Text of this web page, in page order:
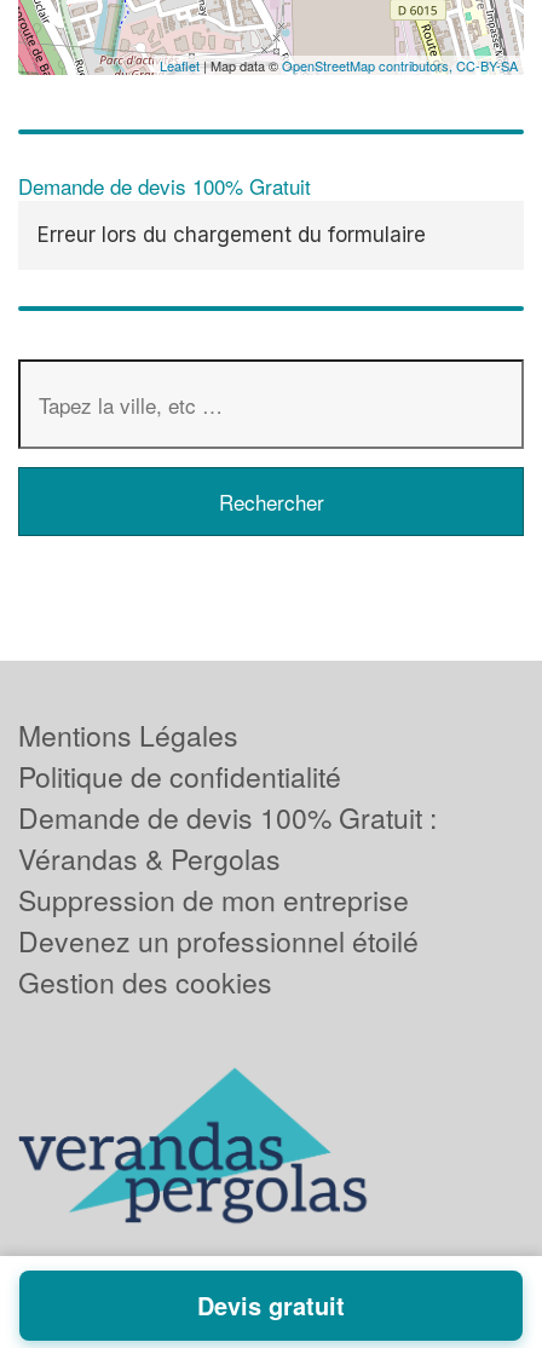
Leaflet| Map data ©OpenStreetMap contributors, CC-BY-SA
Demande de devis 100% Gratuit
Erreur lors du chargement du formulaire
Mentions Légales
Politique de confidentialité
Demande de devis 100% Gratuit :
Vérandas & Pergolas
Suppression de mon entreprise
Devenez un professionnel étoilé
Gestion des cookies
Powered byPlus que pro
Devis gratuit